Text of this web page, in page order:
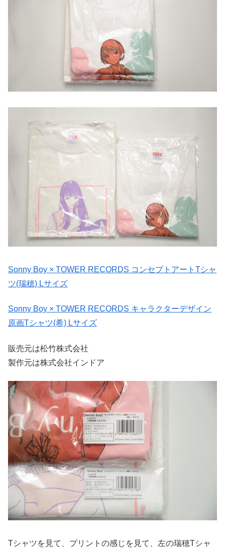
Sonny Boy × TOWER RECORDS コンセプトアートTシャ
ツ(瑞穂) Lサイズ
Sonny Boy × TOWER RECORDS キャラクターデザイン
原画Tシャツ(希) Lサイズ
販売元は松竹株式会社
製作元は株式会社インドア
Tシャツを見て、プリントの感じを見て、左の瑞穂Tシャ